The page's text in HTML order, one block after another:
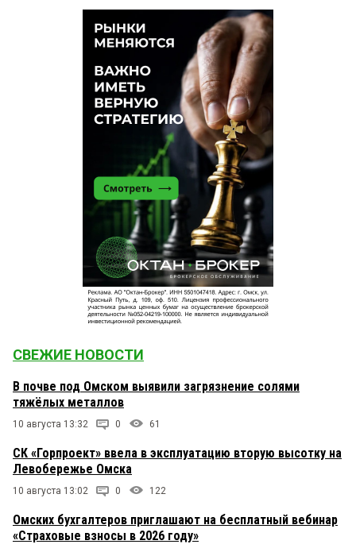
СВЕЖИЕ НОВОСТИ
В почве под Омском выявили загрязнение солями
тяжёлых металлов
10 августа 13:32 0 61
СК «Горпроект» ввела в эксплуатацию вторую высотку на
Левобережье Омска
10 августа 13:02 0 122
Омских бухгалтеров приглашают на бесплатный вебинар
«Страховые взносы в 2026 году»